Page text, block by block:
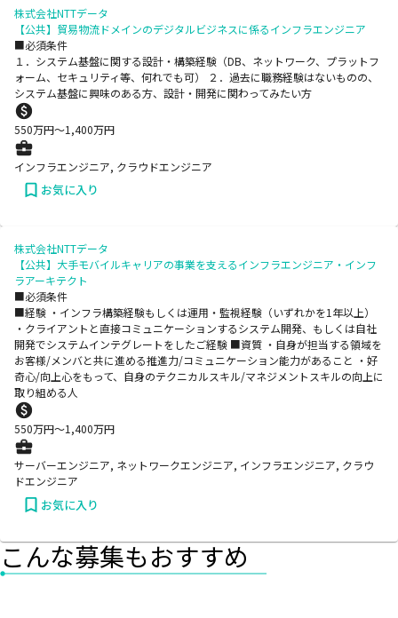
株式会社NTTデータ
【公共】貿易物流ドメインのデジタルビジネスに係るインフラエンジニア
■必須条件
１．システム基盤に関する設計・構築経験（DB、ネットワーク、プラットフ
ォーム、セキュリティ等、何れでも可） ２．過去に職務経験はないものの、
システム基盤に興味のある方、設計・開発に関わってみたい方
550万円〜1,400万円
インフラエンジニア, クラウドエンジニア
お気に入り
株式会社NTTデータ
【公共】大手モバイルキャリアの事業を支えるインフラエンジニア・インフ
ラアーキテクト
■必須条件
■経験 ・インフラ構築経験もしくは運用・監視経験（いずれかを1年以上）
・クライアントと直接コミュニケーションするシステム開発、もしくは自社
開発でシステムインテグレートをしたご経験 ■資質 ・自身が担当する領域を
お客様/メンバと共に進める推進力/コミュニケーション能力があること ・好
奇心/向上心をもって、自身のテクニカルスキル/マネジメントスキルの向上に
取り組める人
550万円〜1,400万円
サーバーエンジニア, ネットワークエンジニア, インフラエンジニア, クラウ
ドエンジニア
お気に入り
こんな募集もおすすめ